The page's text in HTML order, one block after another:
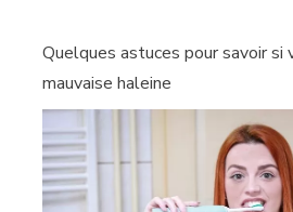
Quelques astuces pour savoir si
mauvaise haleine